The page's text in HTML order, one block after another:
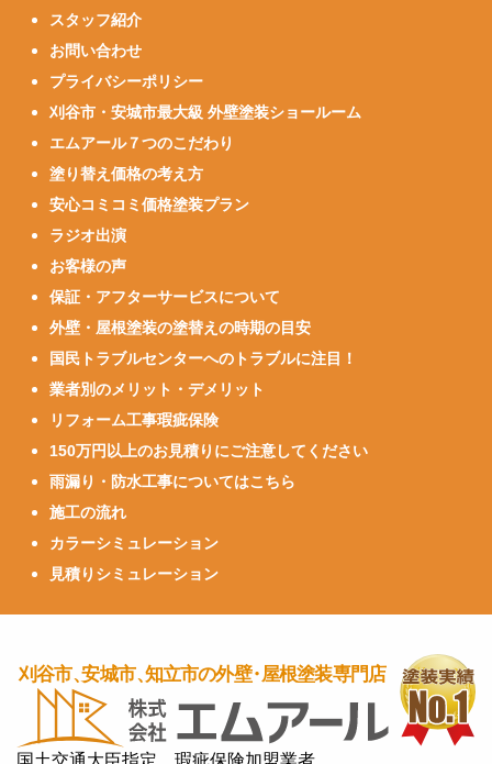
スタッフ紹介
お問い合わせ
プライバシーポリシー
刈谷市・安城市最大級 外壁塗装ショールーム
エムアール７つのこだわり
塗り替え価格の考え方
安心コミコミ価格塗装プラン
ラジオ出演
お客様の声
保証・アフターサービスについて
外壁・屋根塗装の塗替えの時期の目安
国民トラブルセンターへのトラブルに注目！
業者別のメリット・デメリット
リフォーム工事瑕疵保険
150万円以上のお見積りにご注意してください
雨漏り・防水工事についてはこちら
施工の流れ
カラーシミュレーション
見積りシミュレーション
国土交通大臣指定 瑕疵保険加盟業者